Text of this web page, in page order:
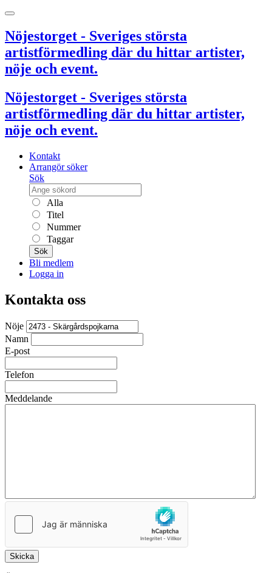
Nöjestorget - Sveriges största
artistförmedling där du hittar artister,
nöje och event.
Nöjestorget - Sveriges största
artistförmedling där du hittar artister,
nöje och event.
Kontakt
Arrangör söker
Sök
Alla
Titel
Nummer
Taggar
Sök
Bli medlem
Logga in
Kontakta oss
Nöje
Namn
E-post
Telefon
Meddelande
Skicka